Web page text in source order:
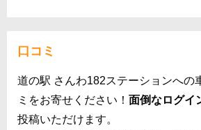
口コミ
道の駅 さんわ182ステーションへの
ミをお寄せください！ 面倒なログイ
投稿いただけます。